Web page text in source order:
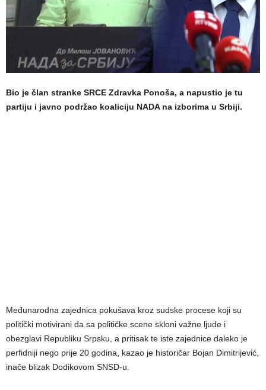
Bio je član stranke SRCE Zdravka Ponoša, a napustio je tu
partiju i javno podržao koaliciju NADA na izborima u Srbiji.
Međunarodna zajednica pokušava kroz sudske procese koji su
politički motivirani da sa političke scene skloni važne ljude i
obezglavi Republiku Srpsku, a pritisak te iste zajednice daleko je
perfidniji nego prije 20 godina, kazao je historičar Bojan Dimitrijević,
inače blizak Dodikovom SNSD-u.